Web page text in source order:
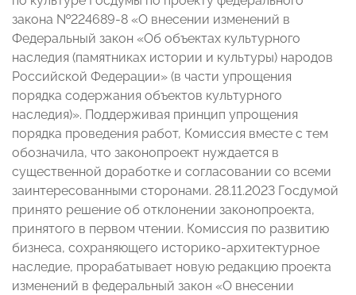
закона №224689-8 «О внесении изменений в
Федеральный закон «Об объектах культурного
наследия (памятниках истории и культуры) народов
Российской Федерации» (в части упрощения
порядка содержания объектов культурного
наследия)». Поддерживая принцип упрощения
порядка проведения работ, Комиссия вместе с тем
обозначила, что законопроект нуждается в
существенной доработке и согласовании со всеми
заинтересованными сторонами. 28.11.2023 Госдумой
принято решение об отклонении законопроекта,
принятого в первом чтении. Комиссия по развитию
бизнеса, сохраняющего историко-архитектурное
наследие, прорабатывает новую редакцию проекта
изменений в федеральный закон «О внесении